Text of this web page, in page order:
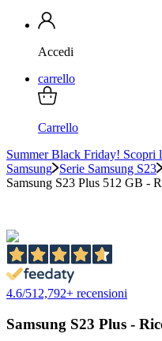
Accedi
carrello
Carrello
Summer Black Friday! Scopri
Samsung Serie Samsung S23
Samsung S23 Plus 512 GB -
4.6/512,792+ recensioni
Samsung S23 Plus -